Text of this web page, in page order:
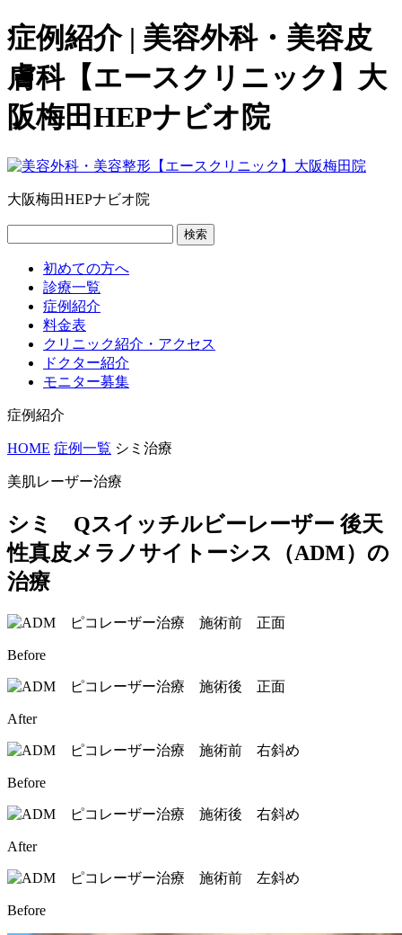
症例紹介 | 美容外科・美容皮
膚科【エースクリニック】大
阪梅田HEPナビオ院
大阪梅田HEPナビオ院
検索
初めての方へ
診療一覧
症例紹介
料金表
クリニック紹介・アクセス
ドクター紹介
モニター募集
症例紹介
HOME 症例一覧 シミ治療
美肌レーザー治療
シミ Qスイッチルビーレーザー 後天
性真皮メラノサイトーシス（ADM）の
治療
Before
After
Before
After
Before